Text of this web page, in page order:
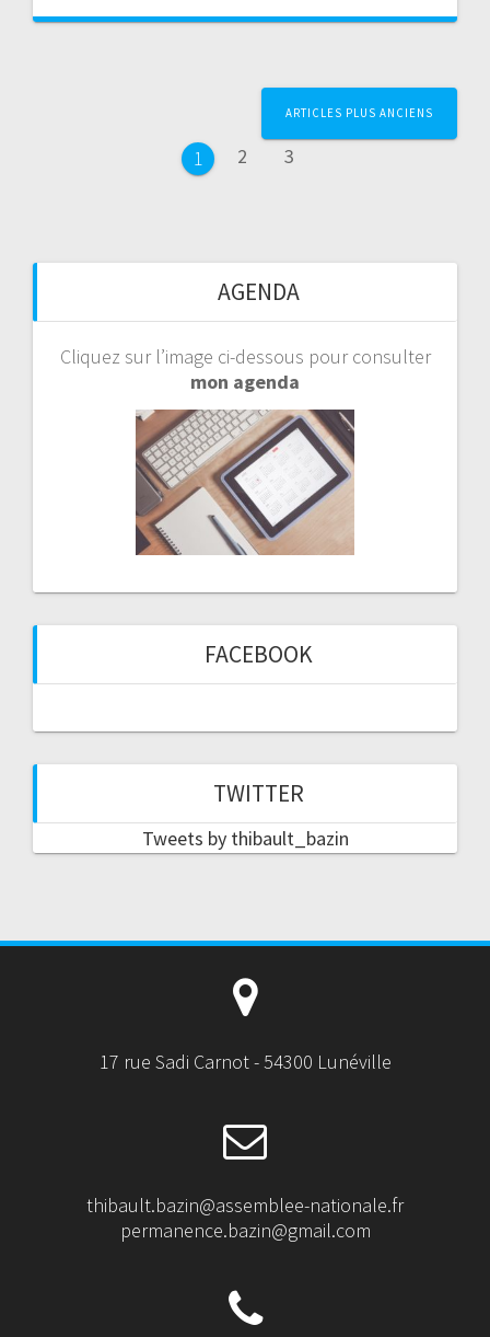
1 2 3
ARTICLES PLUS ANCIENS
AGENDA
Cliquez sur l’image ci-dessous pour consulter
mon agenda
FACEBOOK
TWITTER
Tweets by thibault_bazin
17 rue Sadi Carnot - 54300 Lunéville
thibault.bazin@assemblee-nationale.fr
permanence.bazin@gmail.com